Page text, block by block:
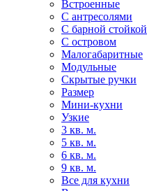
Встроенные
С антресолями
С барной стойкой
С островом
Малогабаритные
Модульные
Скрытые ручки
Размер
Мини-кухни
Узкие
3 кв. м.
5 кв. м.
6 кв. м.
9 кв. м.
Все для кухни